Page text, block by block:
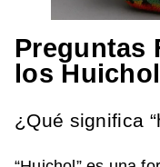
Preguntas
los
¿Qué significa